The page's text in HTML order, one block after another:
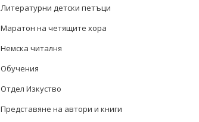
Литературни детски петъци
Маратон на четящите хора
Немска читалня
Обучения
Отдел Изкуство
Представяне на автори и книги